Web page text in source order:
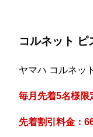
コルネット ピ
ヤマハ コルネッ
毎月先着5名様限
先着割引料金：